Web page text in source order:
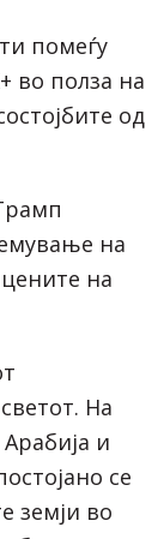
помеѓу
во полза на
од
на
на
На
и
се
земји во